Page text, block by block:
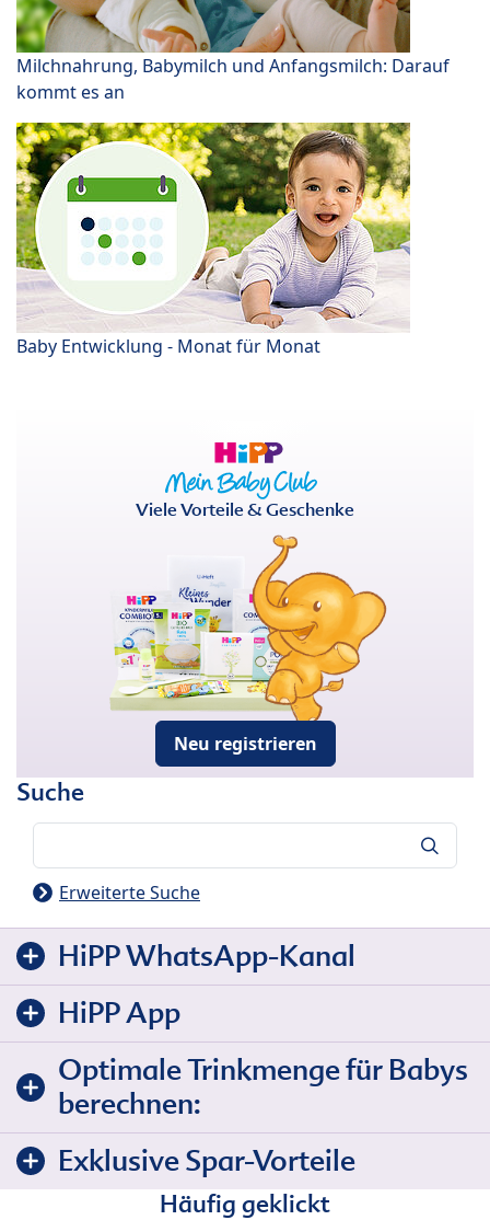
Milchnahrung, Babymilch und Anfangsmilch: Darauf
kommt es an
Baby Entwicklung - Monat für Monat
Viele Vorteile & Geschenke
Neu registrieren
Suche
Erweiterte Suche
HiPP WhatsApp-Kanal
HiPP App
Optimale Trinkmenge für Babys
berechnen:
Exklusive Spar-Vorteile
Häufig geklickt